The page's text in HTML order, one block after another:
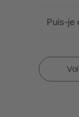
Puis-je